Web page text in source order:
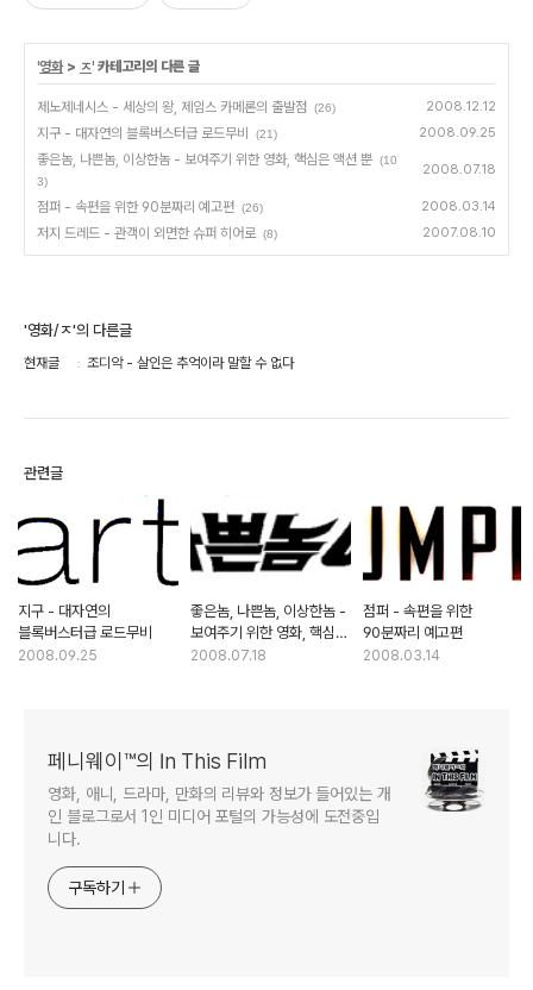
'영화> ㅈ' 카테고리의 다른 글
제노제네시스 - 세상의 왕, 제임스 카메론의 출발점 (26) 2008.12.12
지구 - 대자연의 블록버스터급 로드무비 (21) 2008.09.25
좋은놈, 나쁜놈, 이상한놈 - 보여주기 위한 영화, 핵심은 액션 뿐 (10
3)
2008.07.18
점퍼 - 속편을 위한 90분짜리 예고편 (26) 2008.03.14
저지 드레드 - 관객이 외면한 슈퍼 히어로 (8) 2007.08.10
'영화/ㅈ'의 다른글
현재글 조디악 - 살인은 추억이라 말할 수 없다
관련글
지구 - 대자연의
블록버스터급 로드무비
2008.09.25
좋은놈, 나쁜놈, 이상한놈 -
보여주기 위한 영화, 핵심은
액션 뿐
2008.07.18
점퍼 - 속편을 위한
90분짜리 예고편
2008.03.14
페니웨이™의 In This Film
영화, 애니, 드라마, 만화의 리뷰와 정보가 들어있는 개
인 블로그로서 1인 미디어 포털의 가능성에 도전중입
니다.
구독하기